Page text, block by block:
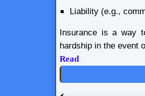
Liability (e.g.,
Insurance is a way
hardship in the event